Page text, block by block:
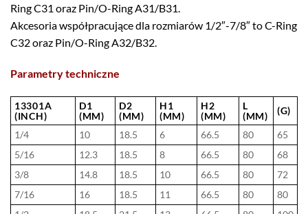
Ring C31 oraz Pin/O-Ring A31/B31.
Akcesoria współpracujące dla rozmiarów 1/2″-7/8″ to C-Ring
C32 oraz Pin/O-Ring A32/B32.
Parametry techniczne
13301A
(INCH)
D1
(MM)
D2
(MM)
H1
(MM)
H2
(MM)
L
(MM)
(G)
1/4 10 18.5 6 66.5 80
65
5/16
12.3 18.5 8 66.5 80
68
3/8
14.8 18.5 10 66.5 80
72
7/16
16 18.5 11 66.5 80
80